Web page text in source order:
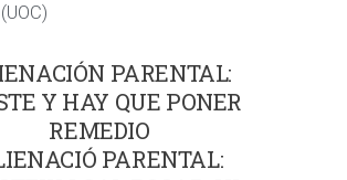
(UOC)
PARENTAL:
Y HAY QUE PONER
REMEDIO
PARENTAL: